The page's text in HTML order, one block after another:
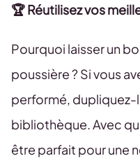
🏆 Réutilisez vos
Pourquoi laisser un
poussière ? Si vous
performé, dupliquez-
bibliothèque. Avec
être parfait pour une